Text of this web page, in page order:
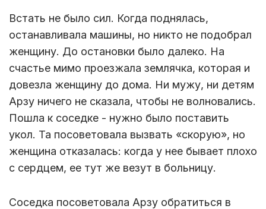
Встать не было сил. Когда поднялась,
останавливала машины, но никто не подобрал
женщину. До остановки было далеко. На
счастье мимо проезжала землячка, которая и
довезла женщину до дома. Ни мужу, ни детям
Арзу ничего не сказала, чтобы не волновались.
Пошла к соседке - нужно было поставить
укол. Та посоветовала вызвать «скорую», но
женщина отказалась: когда у нее бывает плохо
с сердцем, ее тут же везут в больницу.
Соседка посоветовала Арзу обратиться в